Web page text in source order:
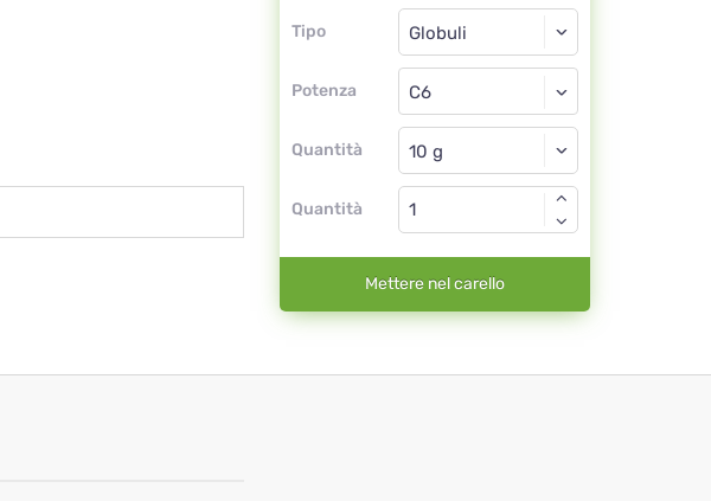
Tipo
Tipo
Potenza
Globuli
C6
Quantità
Globuli
Quantità
Mettere nel carello